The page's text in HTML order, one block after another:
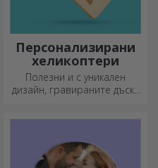
Персонализирани
хеликоптери
Полезни и с уникален
дизайн, гравираните дъски